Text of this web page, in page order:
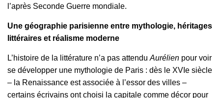
l’après Seconde Guerre mondiale.
Une géographie parisienne entre mythologie, héritages
littéraires et réalisme moderne
L’histoire de la littérature n’a pas attendu Aurélien pour voir
se développer une mythologie de Paris : dès le XVIe siècle
– la Renaissance est associée à l’essor des villes –
certains écrivains ont choisi la capitale comme décor pour